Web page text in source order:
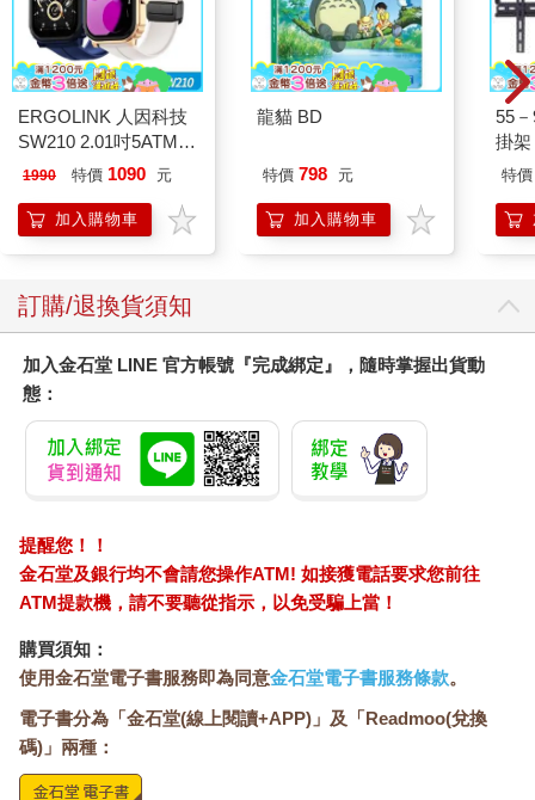
ERGOLINK 人因科技
SW210 2.01吋5ATM游
泳心率血氧藍牙通話腕
1990 特價 1090 元
加入購物車
龍貓 BD
特價 798 元
加入購物車
55
掛架
特價
訂購/退換貨須知
加入金石堂 LINE 官方帳號『完成綁定』，隨時掌握出貨動
態：
提醒您！！
金石堂及銀行均不會請您操作ATM! 如接獲電話要求您前往
ATM提款機，請不要聽從指示，以免受騙上當！
購買須知：
使用金石堂電子書服務即為同意金石堂電子書服務條款。
電子書分為「金石堂(線上閱讀+APP)」及「Readmoo(兌換
碼)」兩種：